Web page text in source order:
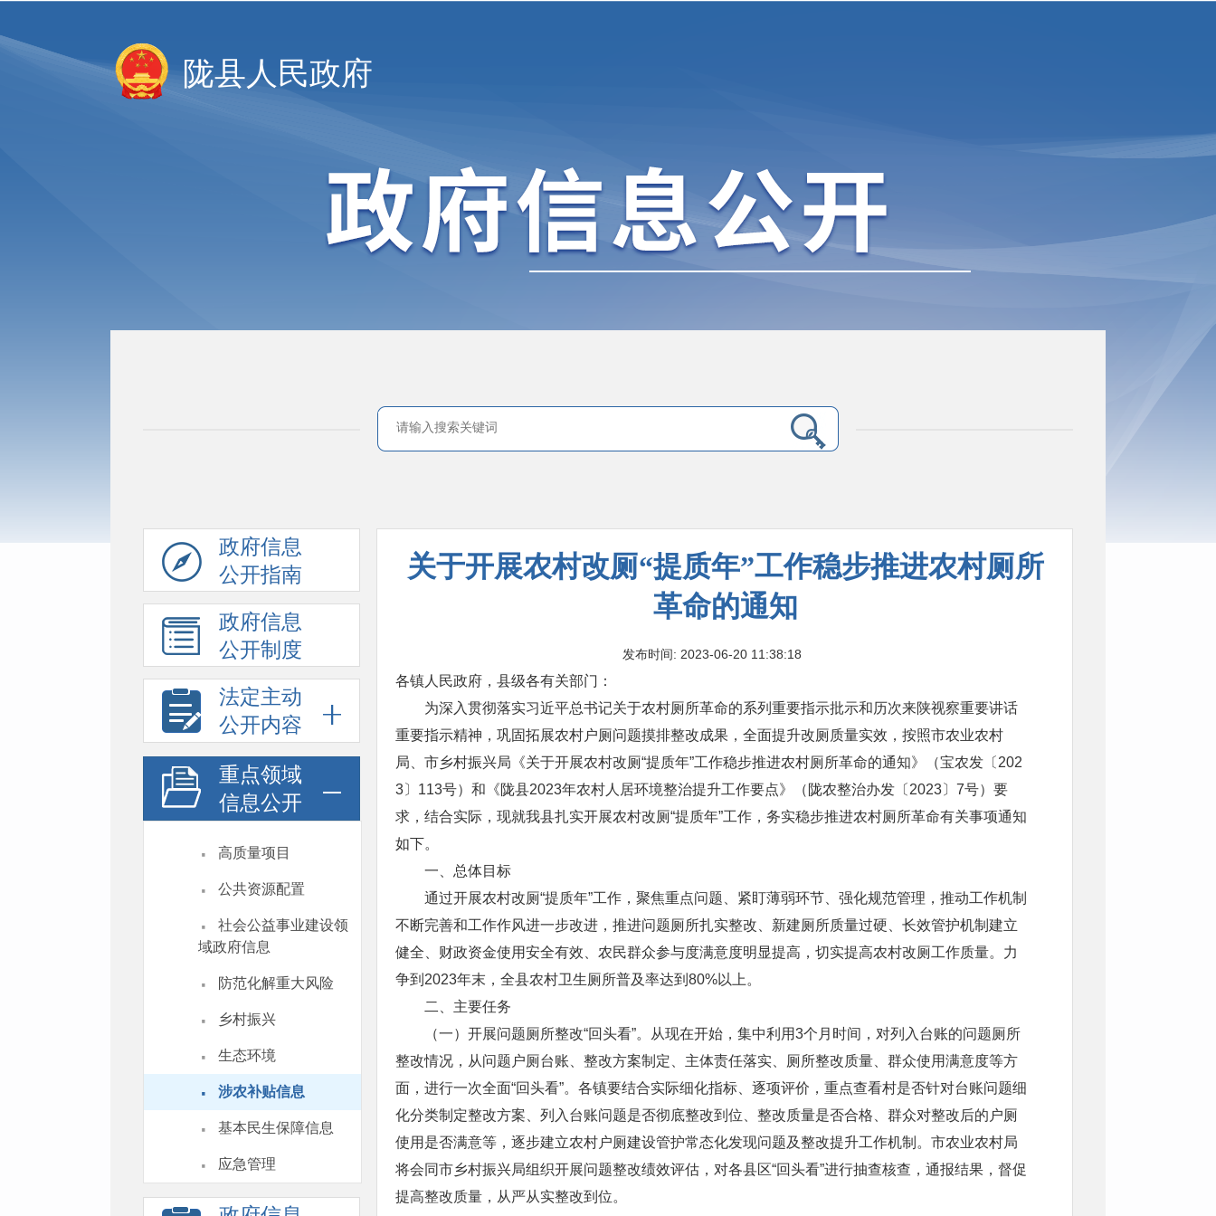
陇县人民政府
政府信息
公开指南
政府信息
公开制度
法定主动
公开内容
重点领域
信息公开
· 高质量项目
· 公共资源配置
·
社会公益事业建设领
域政府信息
· 防范化解重大风险
· 乡村振兴
· 生态环境
· 涉农补贴信息
· 基本民生保障信息
· 应急管理
关于开展农村改厕“提质年”工作稳步推进农村厕所
革命的通知
发布时间: 2023-06-20 11:38:18
各镇人民政府，县级各有关部门：
为深入贯彻落实习近平总书记关于农村厕所革命的系列重要指示批示和历次来陕视察重要讲话
重要指示精神，巩固拓展农村户厕问题摸排整改成果，全面提升改厕质量实效，按照市农业农村
局、市乡村振兴局《关于开展农村改厕“提质年”工作稳步推进农村厕所革命的通知》（宝农发〔202
3〕113号）和《陇县2023年农村人居环境整治提升工作要点》（陇农整治办发〔2023〕7号）要
求，结合实际，现就我县扎实开展农村改厕“提质年”工作，务实稳步推进农村厕所革命有关事项通知
如下。
一、总体目标
通过开展农村改厕“提质年”工作，聚焦重点问题、紧盯薄弱环节、强化规范管理，推动工作机制
不断完善和工作作风进一步改进，推进问题厕所扎实整改、新建厕所质量过硬、长效管护机制建立
健全、财政资金使用安全有效、农民群众参与度满意度明显提高，切实提高农村改厕工作质量。力
争到2023年末，全县农村卫生厕所普及率达到80%以上。
二、主要任务
（一）开展问题厕所整改“回头看”。从现在开始，集中利用3个月时间，对列入台账的问题厕所
整改情况，从问题户厕台账、整改方案制定、主体责任落实、厕所整改质量、群众使用满意度等方
面，进行一次全面“回头看”。各镇要结合实际细化指标、逐项评价，重点查看村是否针对台账问题细
化分类制定整改方案、列入台账问题是否彻底整改到位、整改质量是否合格、群众对整改后的户厕
使用是否满意等，逐步建立农村户厕建设管护常态化发现问题及整改提升工作机制。市农业农村局
将会同市乡村振兴局组织开展问题整改绩效评估，对各县区“回头看”进行抽查核查，通报结果，督促
提高整改质量，从严从实整改到位。